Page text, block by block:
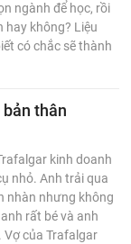
ngành để học, rồi
hay không? Liệu
có chắc sẽ thành
thân
kinh doanh
nhỏ. Anh trải qua
nhàn nhưng không
rất bé và anh
Vợ của Trafalgar